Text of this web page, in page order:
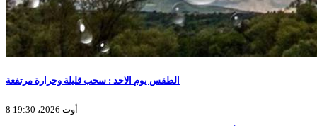
الطقس يوم الاحد : سحب قليلة وحرارة مرتفعة
8 أوت 2026، 19:30